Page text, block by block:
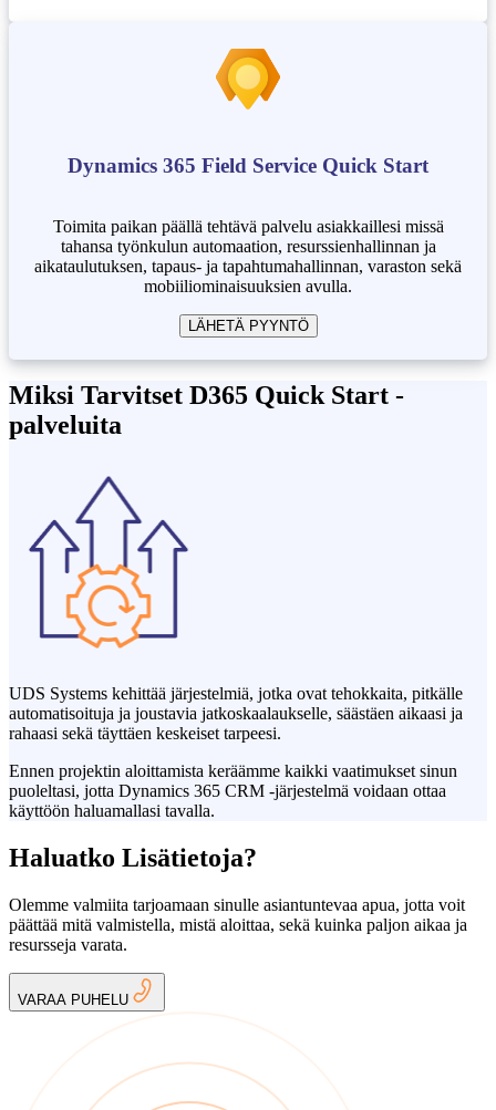
Dynamics 365 Field Service Quick Start
Toimita paikan päällä tehtävä palvelu asiakkaillesi missä
tahansa työnkulun automaation, resurssienhallinnan ja
aikataulutuksen, tapaus- ja tapahtumahallinnan, varaston sekä
mobiiliominaisuuksien avulla.
LÄHETÄ PYYNTÖ
Miksi Tarvitset D365 Quick Start -
palveluita
UDS Systems kehittää järjestelmiä, jotka ovat tehokkaita, pitkälle
automatisoituja ja joustavia jatkoskaalaukselle, säästäen aikaasi ja
rahaasi sekä täyttäen keskeiset tarpeesi.
Ennen projektin aloittamista keräämme kaikki vaatimukset sinun
puoleltasi, jotta Dynamics 365 CRM -järjestelmä voidaan ottaa
käyttöön haluamallasi tavalla.
Haluatko Lisätietoja?
Olemme valmiita tarjoamaan sinulle asiantuntevaa apua, jotta voit
päättää mitä valmistella, mistä aloittaa, sekä kuinka paljon aikaa ja
resursseja varata.
VARAA PUHELU